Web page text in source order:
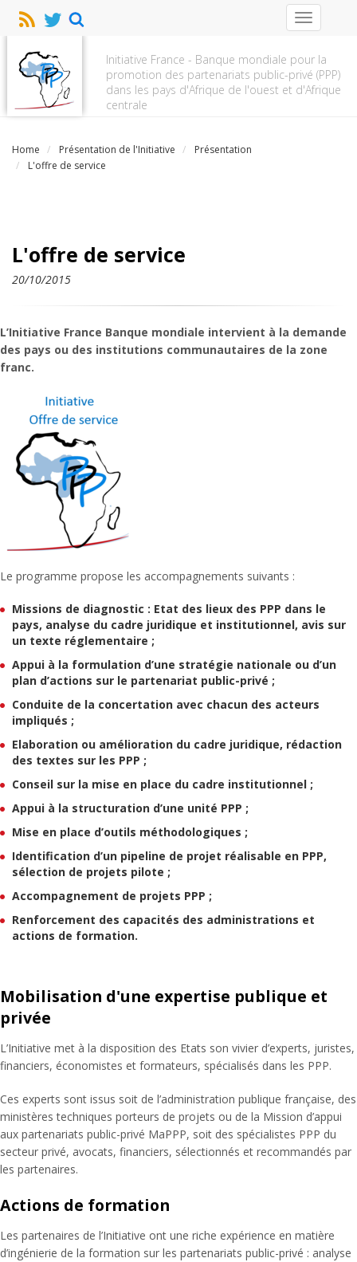
Initiative France - Banque mondiale pour la
promotion des partenariats public-privé (PPP)
dans les pays d'Afrique de l'ouest et d'Afrique
centrale
Toggle
navigation
Home Présentation de l'Initiative
Présentation
L'offre de service
L'offre de service
20/10/2015
L’Initiative France Banque mondiale intervient à la demande
des pays ou des institutions communautaires de la zone
franc.
Le programme propose les accompagnements suivants :
Missions de diagnostic : Etat des lieux des PPP dans le
pays, analyse du cadre juridique et institutionnel, avis sur
un texte réglementaire ;
Appui à la formulation d’une stratégie nationale ou d’un
plan d’actions sur le partenariat public-privé ;
Conduite de la concertation avec chacun des acteurs
impliqués ;
Elaboration ou amélioration du cadre juridique, rédaction
des textes sur les PPP ;
Conseil sur la mise en place du cadre institutionnel ;
Appui à la structuration d’une unité PPP ;
Mise en place d’outils méthodologiques ;
Identification d’un pipeline de projet réalisable en PPP,
sélection de projets pilote ;
Accompagnement de projets PPP ;
Renforcement des capacités des administrations et
actions de formation.
Mobilisation d'une expertise publique et
privée
L’Initiative met à la disposition des Etats son vivier d’experts, juristes,
financiers, économistes et formateurs, spécialisés dans les PPP.
Ces experts sont issus soit de l’administration publique française, des
ministères techniques porteurs de projets ou de la Mission d’appui
aux partenariats public-privé MaPPP, soit des spécialistes PPP du
secteur privé, avocats, financiers, sélectionnés et recommandés par
les partenaires.
Actions de formation
Les partenaires de l’Initiative ont une riche expérience en matière
d’ingénierie de la formation sur les partenariats public-privé : analyse